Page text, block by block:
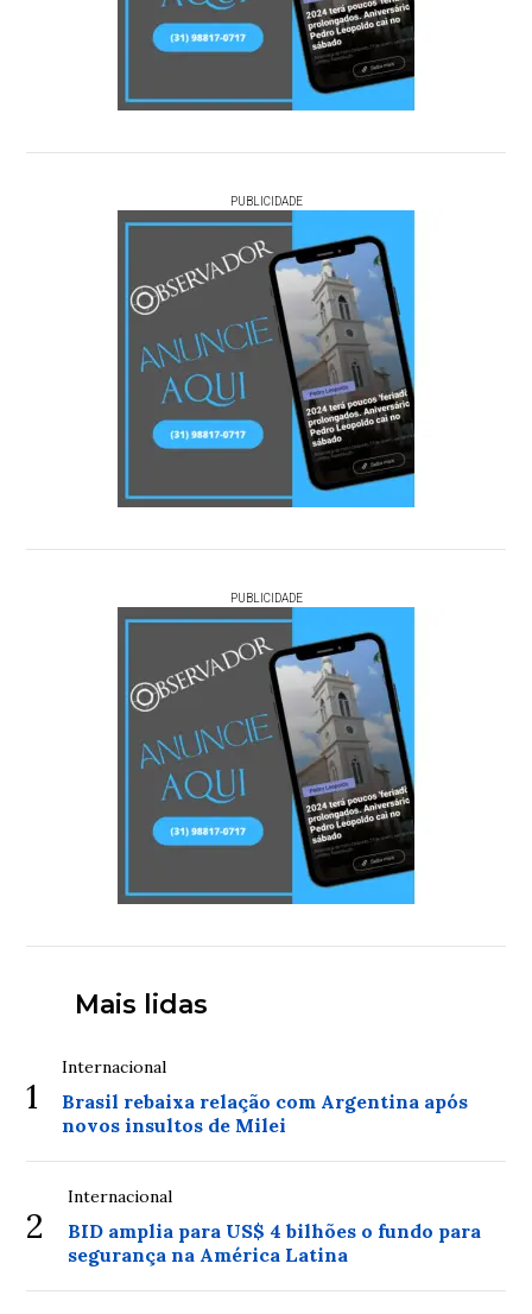
PUBLICIDADE
PUBLICIDADE
Mais lidas
1
Internacional
Brasil rebaixa relação com Argentina após
novos insultos de Milei
2
Internacional
BID amplia para US$ 4 bilhões o fundo para
segurança na América Latina